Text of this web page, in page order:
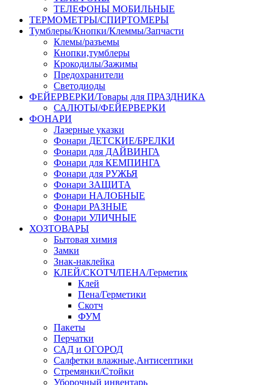
ТЕЛЕФОНЫ МОБИЛЬНЫЕ
ТЕРМОМЕТРЫ/СПИРТОМЕРЫ
Тумблеры/Кнопки/Клеммы/Запчасти
Клемы/разъемы
Кнопки,тумблеры
Крокодилы/Зажимы
Предохранители
Светодиоды
ФЕЙЕРВЕРКИ/Товары для ПРАЗДНИКА
САЛЮТЫ/ФЕЙЕРВЕРКИ
ФОНАРИ
Лазерные указки
Фонари ДЕТСКИЕ/БРЕЛКИ
Фонари для ДАЙВИНГА
Фонари для КЕМПИНГА
Фонари для РУЖЬЯ
Фонари ЗАЩИТА
Фонари НАЛОБНЫЕ
Фонари РАЗНЫЕ
Фонари УЛИЧНЫЕ
ХОЗТОВАРЫ
Бытовая химия
Замки
Знак-наклейка
КЛЕЙ/СКОТЧ/ПЕНА/Герметик
Клей
Пена/Герметики
Скотч
ФУМ
Пакеты
Перчатки
САД и ОГОРОД
Салфетки влажные,Антисептики
Стремянки/Стойки
Уборочный инвентарь